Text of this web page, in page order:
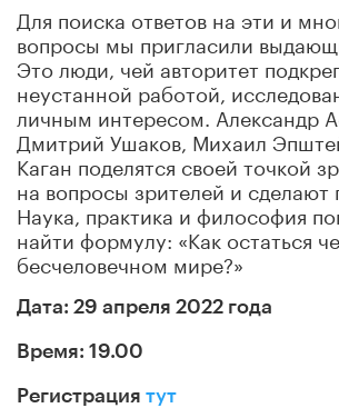
Для поиска ответов на эти и
вопросы мы пригласили
Это люди, чей авторитет
неустанной работой,
личным интересом. Александр
Дмитрий Ушаков, Михаил
Каган поделятся своей точкой
на вопросы зрителей и сделают
Наука, практика и философия
найти формулу: «Как остаться
бесчеловечном мире?»
Дата: 29 апреля 2022 года
Время: 19.00
Регистрация тут